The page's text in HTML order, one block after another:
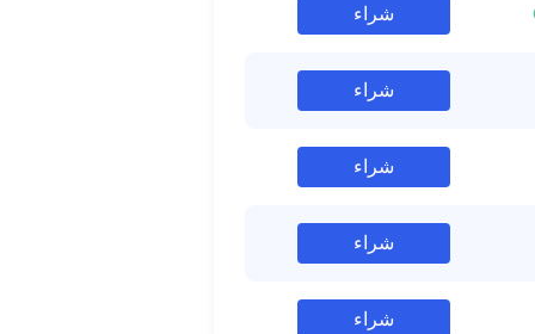
شراء
شراء
شراء
شراء
شراء